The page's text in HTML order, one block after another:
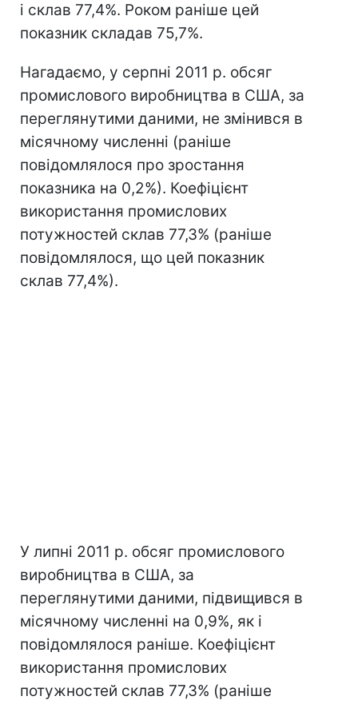
і склав 77,4%. Роком раніше цей
показник складав 75,7%.
Нагадаємо, у серпні 2011 р. обсяг
промислового виробництва в США, за
переглянутими даними, не змінився в
місячному численні (раніше
повідомлялося про зростання
показника на 0,2%). Коефіцієнт
використання промислових
потужностей склав 77,3% (раніше
повідомлялося, що цей показник
склав 77,4%).
У липні 2011 р. обсяг промислового
виробництва в США, за
переглянутими даними, підвищився в
місячному численні на 0,9%, як і
повідомлялося раніше. Коефіцієнт
використання промислових
потужностей склав 77,3% (раніше